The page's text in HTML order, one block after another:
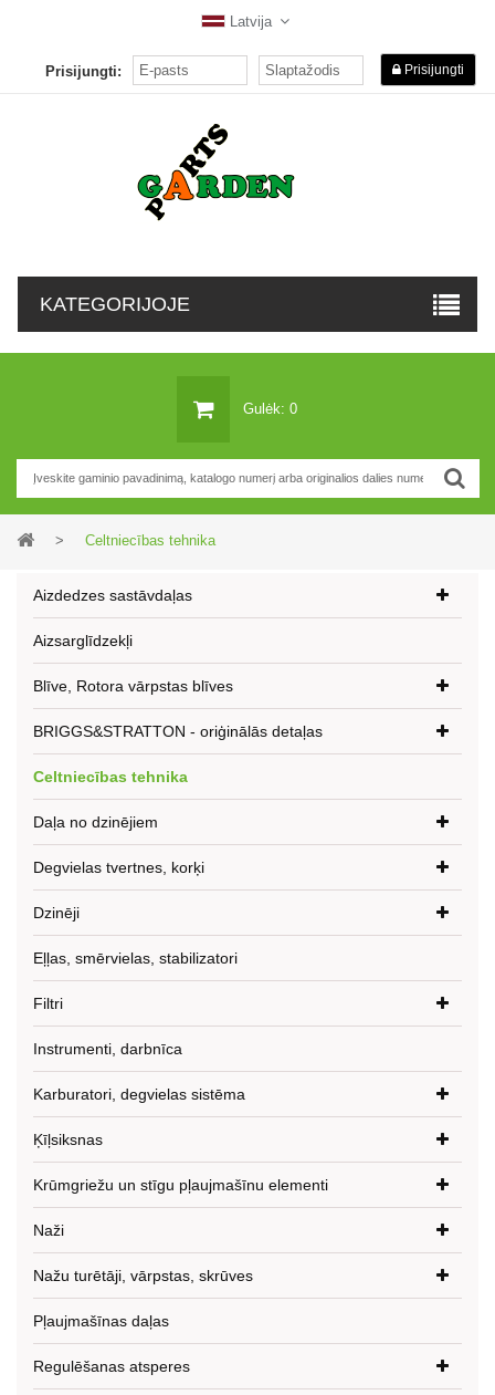
Latvija
Prisijungti: Prisijungti
KATEGORIJOJE
Gulėk: 0
> Celtniecības tehnika
Aizdedzes sastāvdaļas
Aizsarglīdzekļi
Blīve, Rotora vārpstas blīves
BRIGGS&STRATTON - oriģinālās detaļas
Celtniecības tehnika
Daļa no dzinējiem
Degvielas tvertnes, korķi
Dzinēji
Eļļas, smērvielas, stabilizatori
Filtri
Instrumenti, darbnīca
Karburatori, degvielas sistēma
Ķīļsiksnas
Krūmgriežu un stīgu pļaujmašīnu elementi
Naži
Nažu turētāji, vārpstas, skrūves
Pļaujmašīnas daļas
Regulēšanas atsperes